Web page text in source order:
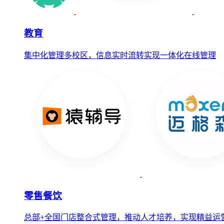
教育
集中化管理多校区，信息实时流转实现一体化在线管理
零售餐饮
总部+全国门店整合式管理，推动人才培养，实现精益运